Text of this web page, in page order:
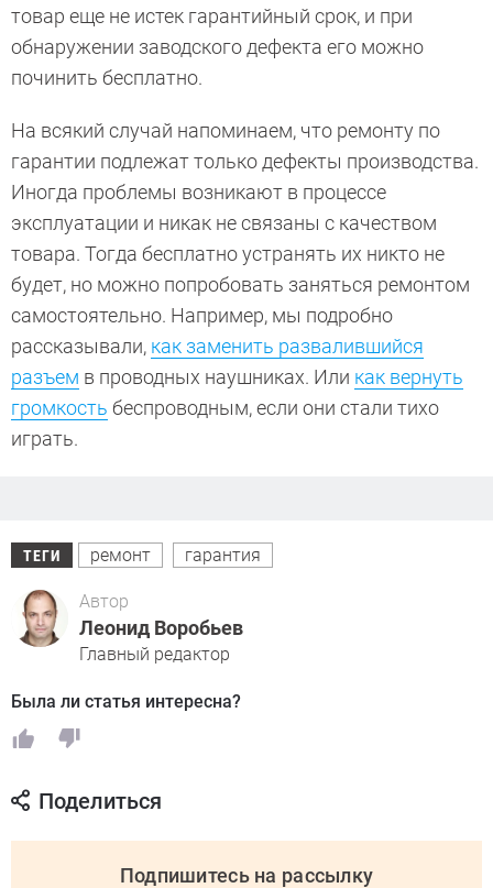
товар еще не истек гарантийный срок, и при
обнаружении заводского дефекта его можно
починить бесплатно.
На всякий случай напоминаем, что ремонту по
гарантии подлежат только дефекты производства.
Иногда проблемы возникают в процессе
эксплуатации и никак не связаны с качеством
товара. Тогда бесплатно устранять их никто не
будет, но можно попробовать заняться ремонтом
самостоятельно. Например, мы подробно
рассказывали, как заменить развалившийся
разъем в проводных наушниках. Или как вернуть
громкость беспроводным, если они стали тихо
играть.
ТЕГИ ремонт гарантия
Автор
Леонид Воробьев
Главный редактор
Была ли статья интересна?
Поделиться
Подпишитесь на рассылку